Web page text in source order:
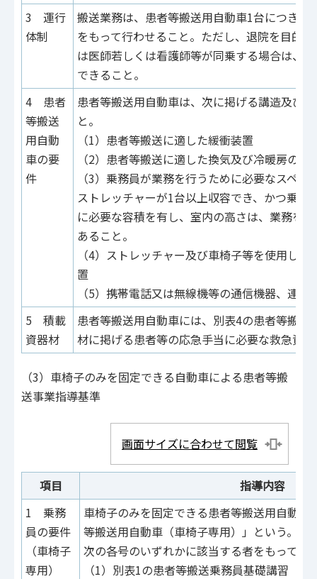
3 運行
体制
搬送業務は、患者等搬送用自動車1台につき原
をもって行わせること。ただし、退院を目的
は医師若しくは看護師等が同乗する場合は、
できること。
4 患者
等搬送
用自動
車の要
件
患者等搬送用自動車は、次に掲げる講造及び
と。
（1）患者等搬送に適した緩衝装置
（2）患者等搬送に適した換気及び冷暖房の装
（3）乗務員が業務を行うために必要なスペー
ストレッチャーが1台以上収容でき、かつ乗務
に必要な容積を有し、室内の高さは、業務を
あること。
（4）ストレッチャー及び車椅子等を使用し
置
（5）携帯電話又は無線機等の通信機器、連絡
5 積載
資器材
患者等搬送用自動車には、別表4の患者等搬送
材に掲げる患者等の応急手当に必要な救急資
（3）車椅子のみを固定できる自動車による患者等搬
送事業指導基準
画面サイズに合わせて閲覧
項目
指導内容
1 乗務
員の要件
（車椅子
専用）
車椅子のみを固定できる患者等搬送用自動車
等搬送用自動車（車椅子専用）」という。）
次の各号のいずれかに該当する者をもって充
（1）別表1の患者等搬送乗務員基礎講習（